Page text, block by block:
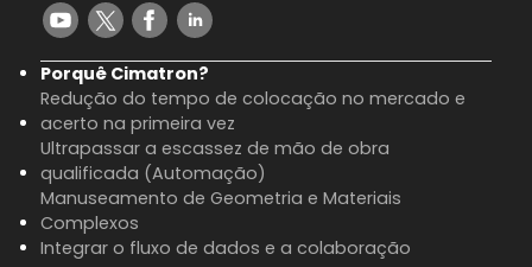
Porquê Cimatron?
Redução do tempo de colocação no mercado e
acerto na primeira vez
Ultrapassar a escassez de mão de obra
qualificada (Automação)
Manuseamento de Geometria e Materiais
Complexos
Integrar o fluxo de dados e a colaboração